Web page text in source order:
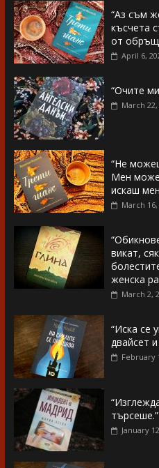
“Аз съм
късчета
от
April 6,
“Очите
March 22,
“Не
Мен
искаш
March 16,
викат,
женска
March 2,
“Иска се
двайсет
February
търсеше.”
January